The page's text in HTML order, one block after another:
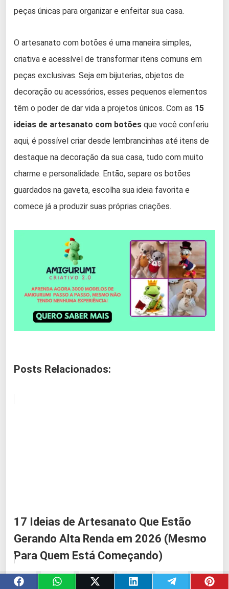
peças únicas para organizar e enfeitar sua casa.
O artesanato com botões é uma maneira simples,
criativa e acessível de transformar itens comuns em
peças exclusivas. Seja em bijuterias, objetos de
decoração ou acessórios, esses pequenos elementos
têm o poder de dar vida a projetos únicos. Com as 15
ideias de artesanato com botões que você conferiu
aqui, é possível criar desde lembrancinhas até itens de
destaque na decoração da sua casa, tudo com muito
charme e personalidade. Então, separe os botões
guardados na gaveta, escolha sua ideia favorita e
comece já a produzir suas próprias criações.
Posts Relacionados:
17 Ideias de Artesanato Que Estão
Gerando Alta Renda em 2026 (Mesmo
Para Quem Está Começando)